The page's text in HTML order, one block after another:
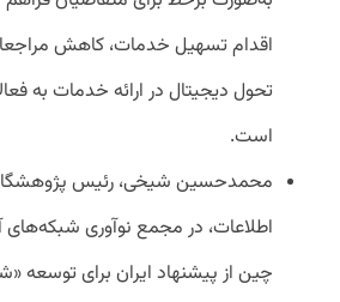
اقدام تسهیل خدمات، کاهش
تحول دیجیتال در ارائه خدمات به
است.
محمدحسین شیخی، رئیس
اطلاعات
چین از پیشنهاد ایران برای توسعه